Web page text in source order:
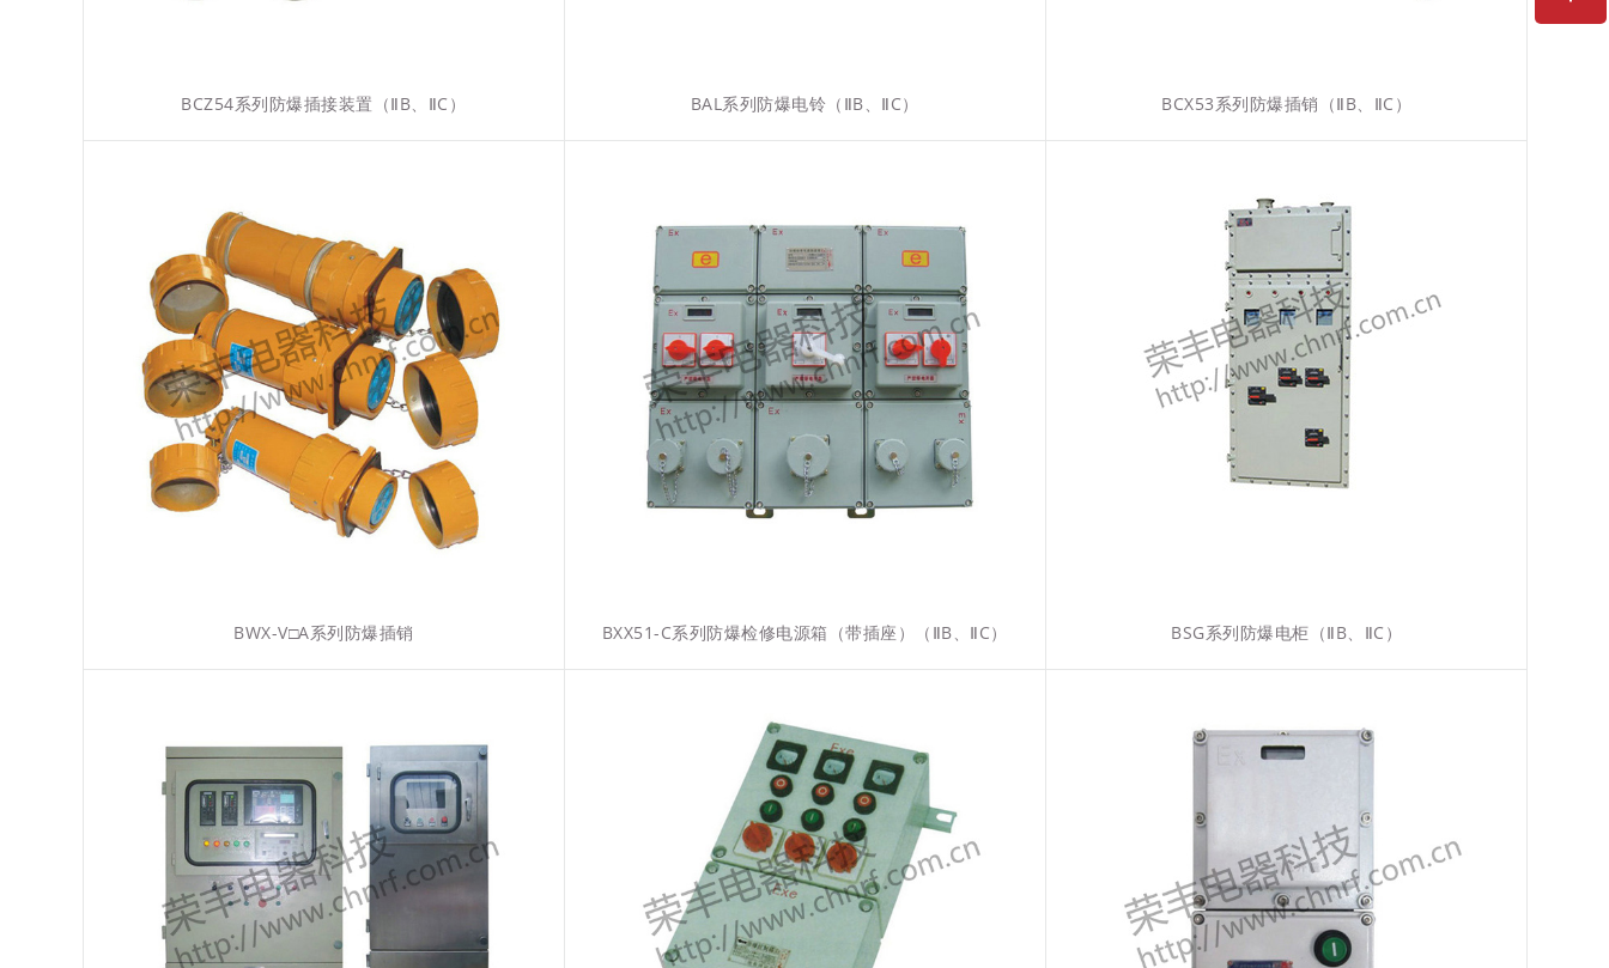
BCZ54系列防爆插接装置（ⅡB、ⅡC） BAL系列防爆电铃（ⅡB、ⅡC） BCX53系列防爆插销（ⅡB、ⅡC）
BWX-V□A系列防爆插销 BXX51-C系列防爆检修电源箱（带插座）（ⅡB、ⅡC） BSG系列防爆电柜（ⅡB、ⅡC）